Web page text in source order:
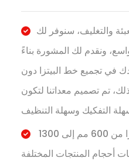
والتغليف، سنوفر لك
ونقدم لك المشورة بناءً
تجميع خط البيتزا دون
تم تصميم معداتنا لتكون